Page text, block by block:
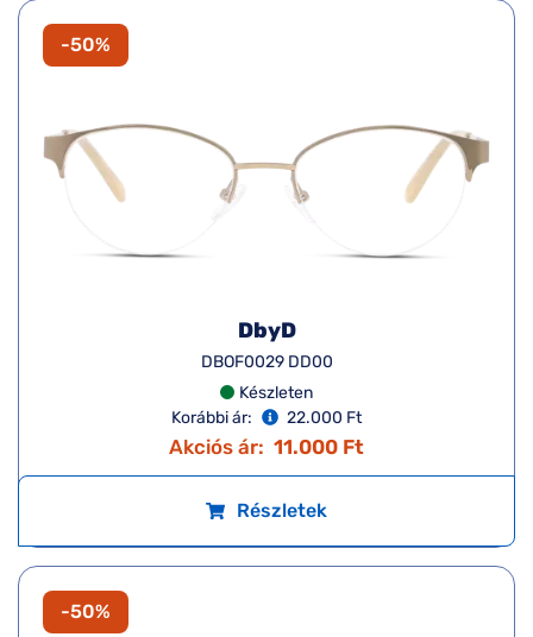
-50%
DbyD
DBOF0029 DD00
Készleten
Korábbi ár:
22.000 Ft
Akciós ár: 11.000 Ft
Részletek
-50%